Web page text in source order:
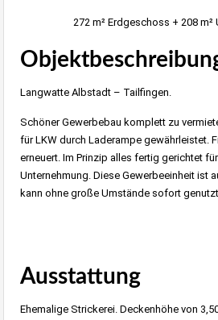
272 m² Erdgeschoss + 208
Langwatte Albstadt – Tailfingen.
Schöner Gewerbebau komplett zu
für LKW durch Laderampe gewährleistet.
erneuert. Im Prinzip alles fertig gerichtet
Unternehmung. Diese Gewerbeeinheit ist
kann ohne große Umstände sofort
Ausstattung
Ehemalige Strickerei. Deckenhöhe von